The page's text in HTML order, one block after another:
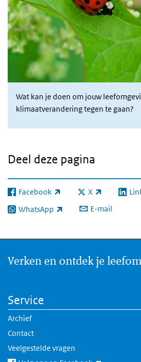
Wat kan je doen om jouw
klimaatverandering tegen te gaan?
Deel deze pagina
Facebook
(externe link) X
(externe link)
WhatsApp
(externe link) E-mail
Verken en ontdek je
Service
Archief
Contact
Veelgestelde vragen